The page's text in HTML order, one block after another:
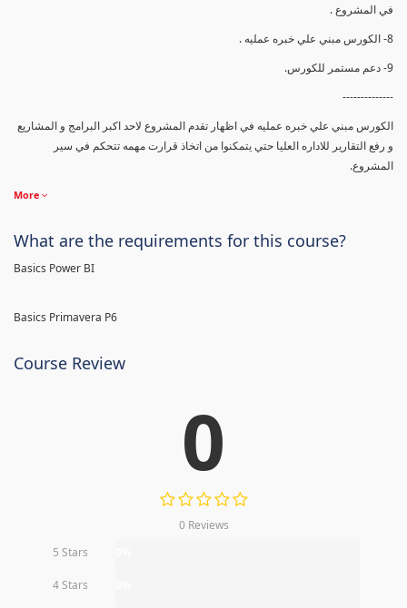
في المشروع .
8- الكورس مبني علي خبره عمليه .
9- دعم مستمر للكورس.
--------------
الكورس مبني علي خبره عمليه في اظهار تقدم المشروع لاحد اكبر البرامج و المشاريع
و رفع التقارير للاداره العليا حتي يتمكنوا من اتخاذ قرارت مهمه تتحكم في سير
المشروع.
More
What are the requirements for this course?
Basics Power BI
Basics Primavera P6
Course Review
0
0 Reviews
5 Stars
4 Stars